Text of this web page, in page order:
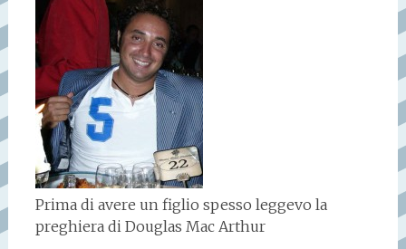
Prima di avere un figlio spesso leggevo la
preghiera di Douglas Mac Arthur